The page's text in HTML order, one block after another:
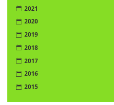
2021
2020
2019
2018
2017
2016
2015